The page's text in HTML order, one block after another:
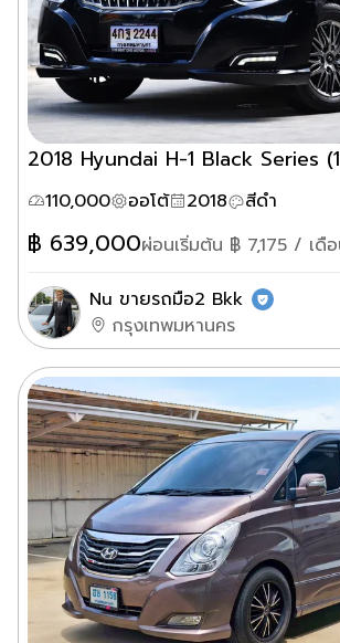
2018 Hyundai H-1 Black Series
110,000 ออโต้ 2018 สีดำ
฿ 639,000ผ่อนเริ่มต้น ฿ 7,175 / เดื
Nu ขายรถมือ2 Bkk
กรุงเทพมหานคร